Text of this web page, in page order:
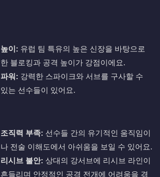
높이: 유럽 팀 특유의 높은 신장을 바탕으로
한 블로킹과 공격 높이가 강점이에요.
파워: 강력한 스파이크와 서브를 구사할 수
있는 선수들이 있어요.
조직력 부족: 선수들 간의 유기적인 움직임이
나 전술 이해도에서 아쉬움을 보일 수 있어요.
리시브 불안: 상대의 강서브에 리시브 라인이
흔들리며 안정적인 공격 전개에 어려움을 겪